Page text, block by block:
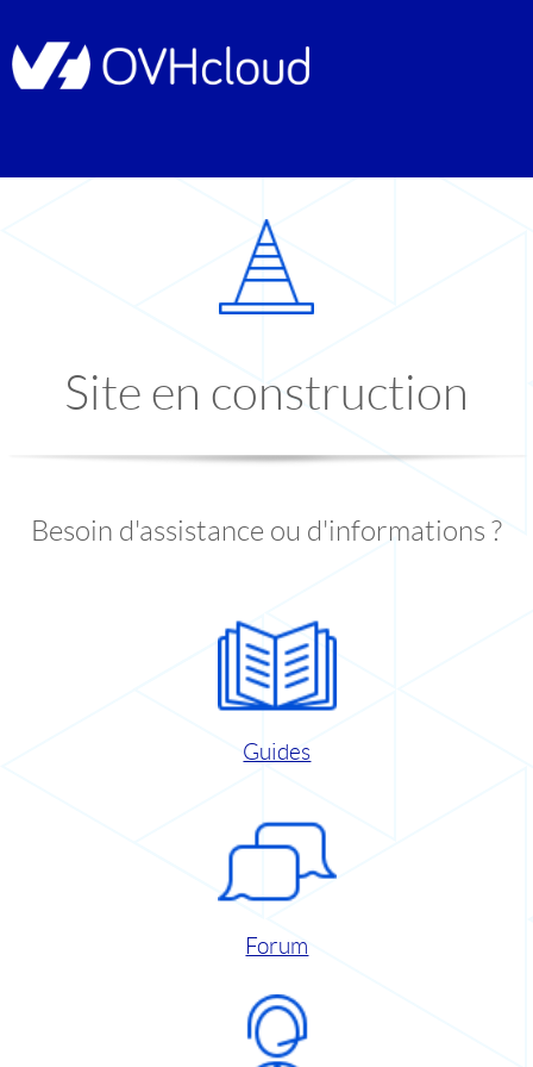
Site en construction
Besoin d'assistance ou d'informations ?
Guides
Forum